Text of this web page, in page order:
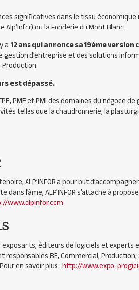
significatives dans le tissu
ou la Fonderie du Mont Blanc.
a12 ans qui annonce sa 19ème
gestion d’entreprise et des solutions
Production.
est dépassé.
,PMEetPMIdes domaines du négoce
telles que la chaudronnerie, la
ALP’INFOR a pour but
l’âme, ALP’INFOR s’attache à
www.alpinfor.com
éditeurs de logiciels et experts
BE, Commercial,
en savoir plus :http://www.expo-